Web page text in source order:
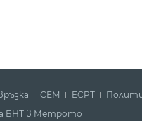
СЕМ ECPT
БНТ в Метрото